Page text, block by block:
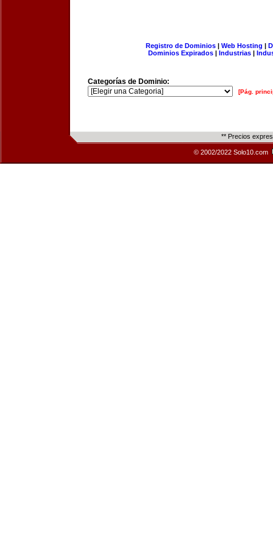
Registro de Dominios| Web Hosting |
Dominios Expirados | Industrias |
Categorías de Dominio:
[Pág.
** Precios
© 2002/2022 Solo10.com